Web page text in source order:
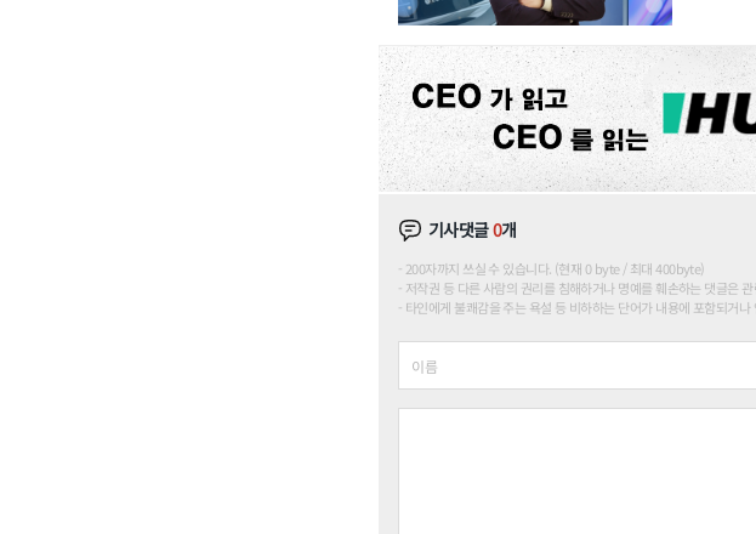
기사댓글0개
200자까지 쓰실 수 있습니다. (현재 0 byte / 최대 400byte)
저작권 등 다른 사람의 권리를 침해하거나 명예를 훼손하는 댓글은
타인에게 불쾌감을 주는 욕설 등 비하하는 단어가 내용에 포함되거